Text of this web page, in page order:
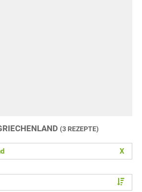
(3 REZEPTE)
X